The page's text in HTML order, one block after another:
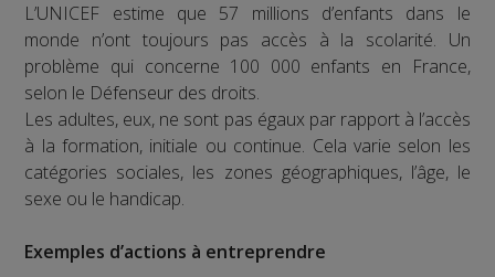
L’UNICEF estime que 57 millions d’enfants dans le
monde n’ont toujours pas accès à la scolarité. Un
problème qui concerne 100 000 enfants en France,
selon le Défenseur des droits.
Les adultes, eux, ne sont pas égaux par rapport à l’accès
à la formation, initiale ou continue. Cela varie selon les
catégories sociales, les zones géographiques, l’âge, le
sexe ou le handicap.
Exemples d’actions à entreprendre